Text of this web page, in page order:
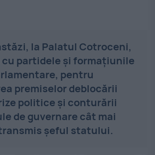
la Palatul Cotroceni,
partidele şi formaţiunile
pentru
premiselor deblocării
politice şi conturării
de guvernare cât mai
șeful statului.